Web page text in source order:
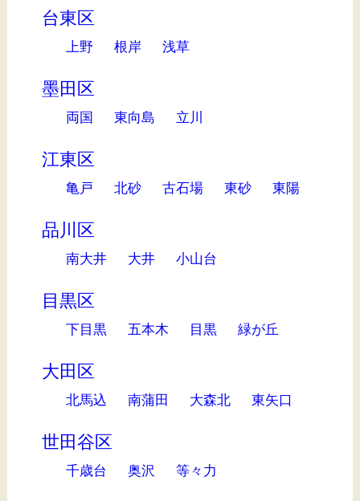
台東区
上野 根岸 浅草
墨田区
両国 東向島 立川
江東区
亀戸 北砂 古石場 東砂 東陽
品川区
南大井 大井 小山台
目黒区
下目黒 五本木 目黒 緑が丘
大田区
北馬込 南蒲田 大森北 東矢口
世田谷区
千歳台 奥沢 等々力